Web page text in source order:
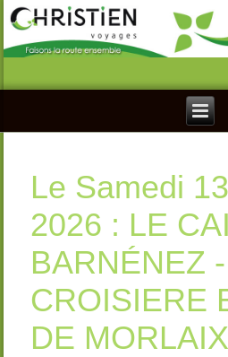
Le Samedi
2026 : LE
BARNÉNEZ -
CROISIERE
DE MORLAIX